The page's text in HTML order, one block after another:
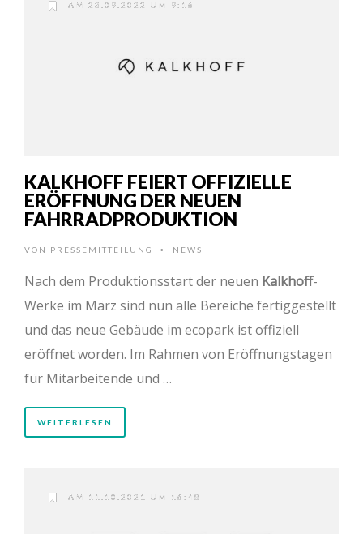
AM 23.09.2022 UM 9:16
KALKHOFF FEIERT OFFIZIELLE
ERÖFFNUNG DER NEUEN
FAHRRADPRODUKTION
VON PRESSEMITTEILUNG • NEWS
Nach dem Produktionsstart der neuen Kalkhoff-
Werke im März sind nun alle Bereiche fertiggestellt
und das neue Gebäude im ecopark ist offiziell
eröffnet worden. Im Rahmen von Eröffnungstagen
für Mitarbeitende und …
WEITERLESEN
AM 11.10.2021 UM 16:48